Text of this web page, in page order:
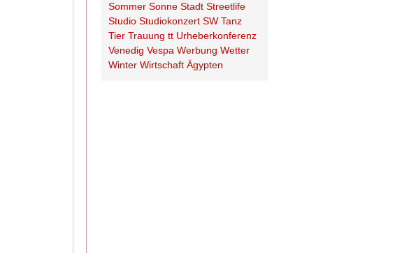
Sommer Sonne Stadt Streetlife
Studio Studiokonzert SW Tanz
Tier Trauung tt Urheberkonferenz
Venedig Vespa Werbung Wetter
Winter Wirtschaft Ägypten